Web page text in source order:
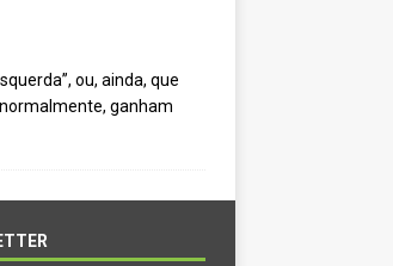
ou, ainda, que
ganham